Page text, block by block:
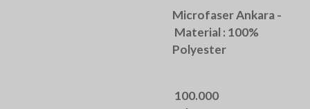
Microfaser Ankara -
Material : 100%
Polyester
100.000